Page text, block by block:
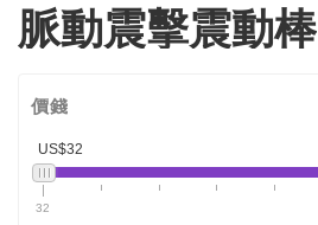
脈動震擊震動棒
價錢
US$32
32